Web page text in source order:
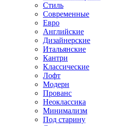
Стиль
Современные
Евро
Английские
Дизайнерские
Итальянские
Кантри
Классические
Лофт
Модерн
Прованс
Неоклассика
Минимализм
Под старину